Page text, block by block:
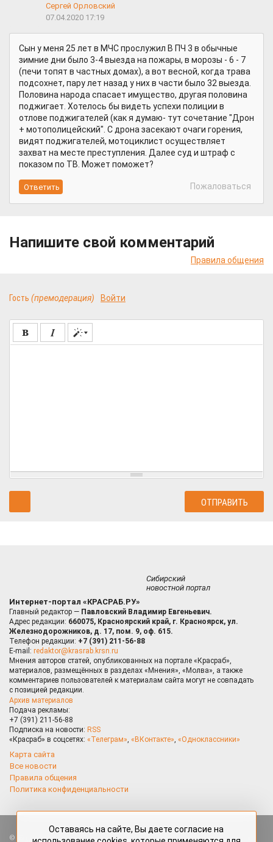
Сергей Орловский
07.04.2020 17:19
Сын у меня 25 лет в МЧС прослужил В ПЧ 3 в обычные
зимние дни было 3-4 выезда на пожары, в морозы - 6 - 7
(печи топят в частных домах), а вот весной, когда трава
подсохнет, пару лет назад у них в части было 32 выезда.
Половина народа спасает имущество, другая половина
поджигает. Хотелось бы видеть успехи полиции в
отлове поджигателей (как я думаю- тут сочетание "Дрон
+ мотополицейский". С дрона засекают очаги горения,
видят поджигателей, мотоциклист осуществляет
захват на месте преступления. Далее суд и штраф с
показом по ТВ. Может поможет?
Пожаловаться
Напишите свой комментарий
Правила общения
Гость (премодерация) Войти
Сибирский
новостной портал
Интернет-портал «КРАСРАБ.РУ»
Главный редактор — Павловский Владимир Евгеньевич.
Адрес редакции: 660075, Красноярский край, г. Красноярск, ул.
Железнодорожников, д. 17, пом. 9, оф. 615.
Телефон редакции: +7 (391) 211-56-88
E-mail: redaktor@krasrab.krsn.ru
Мнения авторов статей, опубликованных на портале «Красраб»,
материалов, размещённых в разделах «Мнения», «Молва», а также
комментариев пользователей к материалам сайта могут не совпадать
с позицией редакции.
Архив материалов
Подача рекламы:
+7 (391) 211-56-88
Подписка на новости: RSS
«Красраб» в соцсетях: «Телеграм», «ВКонтакте», «Одноклассники»
Карта сайта
Все новости
Правила общения
Политика конфиденциальности
Все права защищены. Любые материалы, размещённые на портале
Оставаясь на сайте, Вы даете согласие на